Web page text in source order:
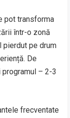
pot transforma
într-o zonă
pierdut pe drum
De
– 2-3
frecventate